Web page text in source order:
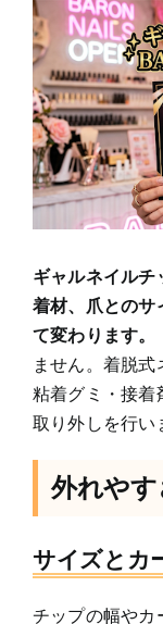
CONTACT
View
Larger
Image
ギャルネイル
着材、爪とのサ
て変わります。
ません。着脱式
粘着グミ・接着
取り外しを行い
外れや
サイズとカ
チップの幅やカ